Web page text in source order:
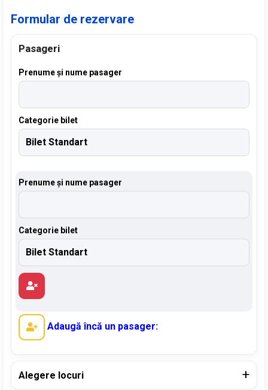
Formular de rezervare
Pasageri
Prenume și nume pasager
Categorie bilet
Prenume și nume pasager
Categorie bilet
Adaugă încă un pasager:
Alegere locuri